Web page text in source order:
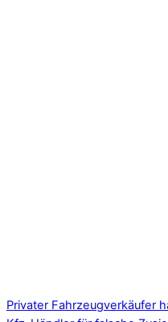
Privater Fahrzeugverkäufer